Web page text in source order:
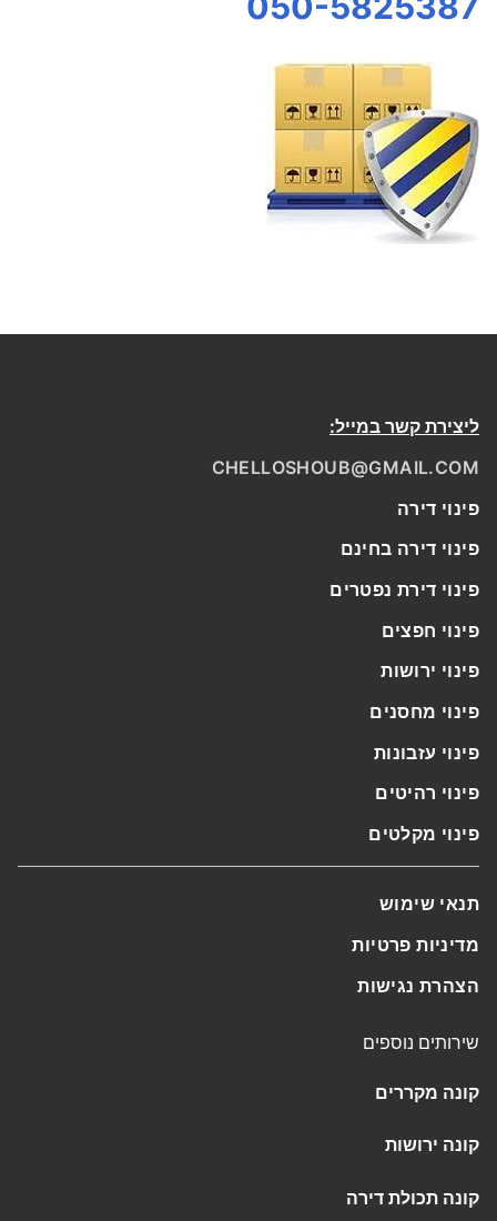
ליצירת קשר במייל:
CHELLOSHOUB@GMAIL.COM
פינוי דירה
פינוי דירה בחינם
פינוי דירת נפטרים
פינוי חפצים
פינוי ירושות
פינוי מחסנים
פינוי עזבונות
פינוי רהיטים
פינוי מקלטים
תנאי שימוש
מדיניות פרטיות
הצהרת נגישות
שירותים נוספים
קונה מקררים
קונה ירושות
קונה תכולת דירה